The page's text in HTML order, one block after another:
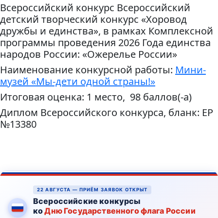
Всероссийский конкурс Всероссийский
детский творческий конкурс «Хоровод
дружбы и единства», в рамках Комплексной
программы проведения 2026 Года единства
народов России: «Ожерелье России»
Наименование конкурсной работы: Мини-
музей «Мы-дети одной страны!»
Итоговая оценка: 1 место, 98 баллов(-а)
Диплом Всероссийского конкурса, бланк: ЕР
№13380
22 АВГУСТА — ПРИЁМ ЗАЯВОК ОТКРЫТ
Всероссийские конкурсы
коДню Государственного флага России